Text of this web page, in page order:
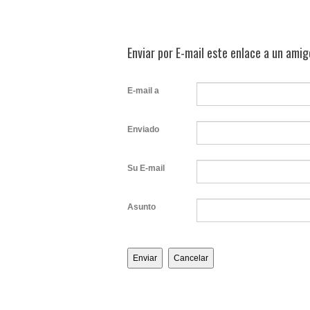
Enviar por E-mail este enlace a un
E-mail a
Enviado
Su E-mail
Asunto
Enviar Cancelar